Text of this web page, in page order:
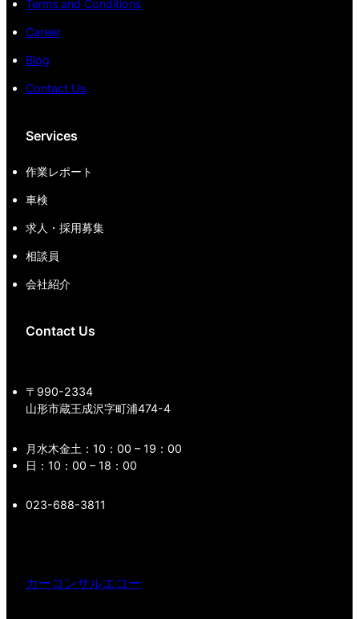
Terms and Conditions
Career
Blog
Contact Us
Services
作業レポート
車検
求人・採用募集
相談員
会社紹介
Contact Us
〒990-2334
山形市蔵王成沢字町浦474-4
月水木金土：10：00 – 19：00
日：10：00 – 18：00
023-688-3811
カーコンサルエコー